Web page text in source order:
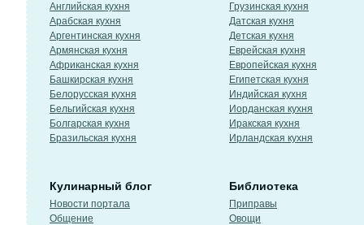
Английская кухня
Арабская кухня
Аргентинская кухня
Армянская кухня
Африканская кухня
Башкирская кухня
Белорусская кухня
Бельгийская кухня
Болгарская кухня
Бразильская кухня
Грузинская кухня
Датская кухня
Детская кухня
Еврейская кухня
Европейская кухня
Египетская кухня
Индийская кухня
Иорданская кухня
Иракская кухня
Ирландская кухня
Кулинарный блог
Новости портала
Общение
Библиотека
Приправы
Овощи